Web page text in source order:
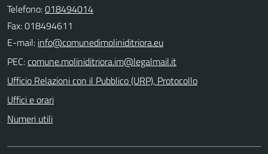
Telefono:018494014
Fax: 018494611
E-mail:
PEC:
Ufficio Relazioni con il Pubblico (URP), Protocollo
Uffici e orari
Numeri utili